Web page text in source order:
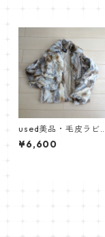
used美品・毛皮ラビッ
トファージャケット
【PINKY & DIANNE】
¥6,600